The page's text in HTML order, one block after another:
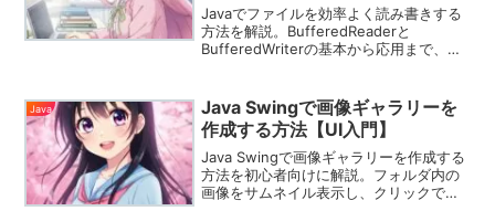
Javaでファイルを効率よく読み書きする
方法を解説。BufferedReaderと
BufferedWriterの基本から応用まで、実
Java
Java Swingで画像ギャラリーを
作成する方法【UI入門】
Java Swingで画像ギャラリーを作成する
方法を初心者向けに解説。フォルダ内の
画像をサムネイル表示し、クリックで拡